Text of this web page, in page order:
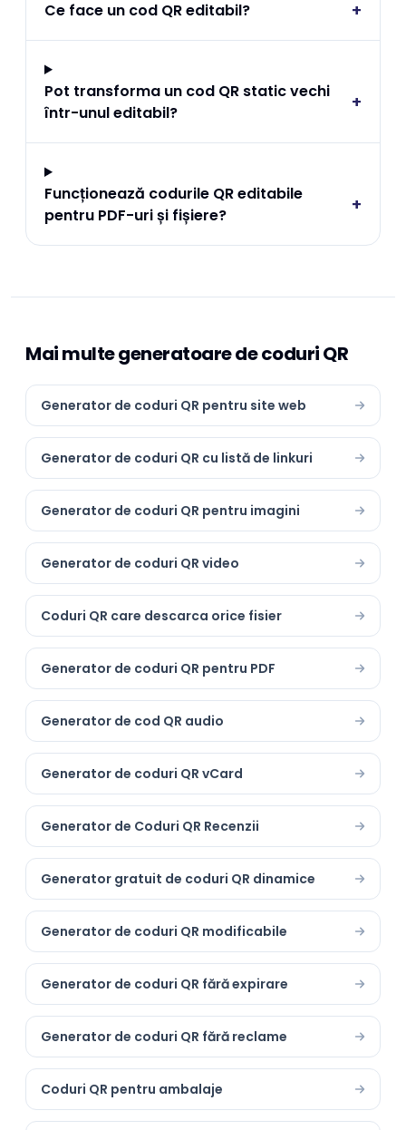
Ce face un cod QR editabil? +
Pot transforma un cod QR static vechi
într-unul editabil?
+
Funcționează codurile QR editabile
pentru PDF-uri și fișiere?
+
Mai multe generatoare de coduri QR
Generator de coduri QR pentru site web
Generator de coduri QR cu listă de linkuri
Generator de coduri QR pentru imagini
Generator de coduri QR video
Coduri QR care descarca orice fisier
Generator de coduri QR pentru PDF
Generator de cod QR audio
Generator de coduri QR vCard
Generator de Coduri QR Recenzii
Generator gratuit de coduri QR dinamice
Generator de coduri QR modificabile
Generator de coduri QR fără expirare
Generator de coduri QR fără reclame
Coduri QR pentru ambalaje